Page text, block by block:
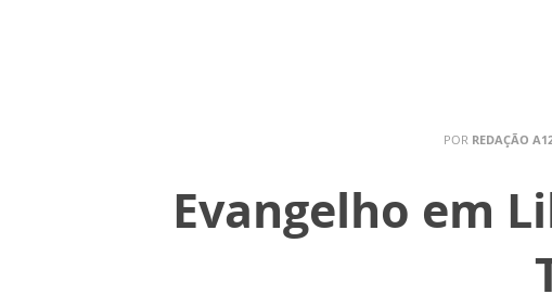
POR REDAÇÃO
Evangelho em